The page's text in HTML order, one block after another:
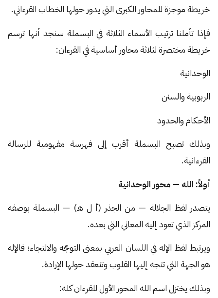
خريطة موجزة للمحاور الكبرى التي يدور حولها الخطاب القرءاني.
فإذا تأملنا ترتيب الأسماء الثلاثة في البسملة سنجد أنها ترسم
خريطة مختصرة لثلاثة محاور أساسية في القرءان:
الوحدانية
الربوبية والسنن
الأحكام والحدود
وبذلك تصبح البسملة أقرب إلى فهرسة مفهومية للرسالة
القرءانية.
أولاً: الله — محور الوحدانية
يتصدر لفظ الجلالة — من الجذر (أ ل هـ) — البسملة بوصفه
المركز الذي تعود إليه المعاني التي بعده.
ويرتبط لفظ الإله في اللسان العربي بمعنى التوجّه والالتجاء؛ فالإله
هو الجهة التي تتجه إليها القلوب وتنعقد حولها الإرادة.
وبذلك يختزل اسم الله المحور الأول للقرءان كله: